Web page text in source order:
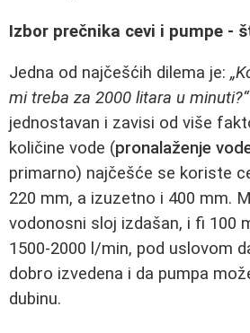
Izbor prečnika cevi i pumpe -
Jedna od najčešćih dilema je:
mi treba za 2000 litara u minuti?“
jednostavan i zavisi od više
količine vode (pronalaženje
primarno) najčešće se koriste
220 mm, a izuzetno i 400 mm.
vodonosni sloj izdašan, i fi 100
1500-2000 l/min, pod uslovom
dobro izvedena i da pumpa
dubinu.